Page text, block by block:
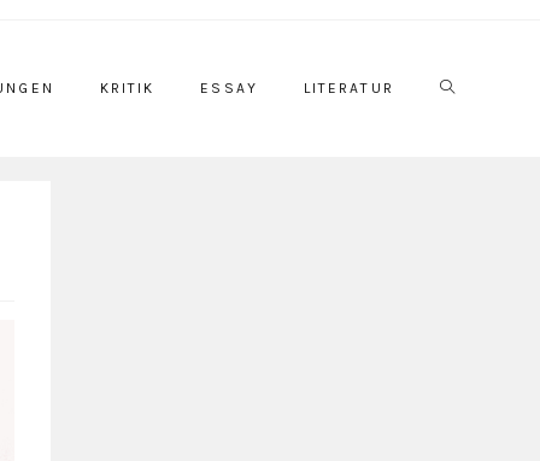
KRITIK ESSAY LITERATUR